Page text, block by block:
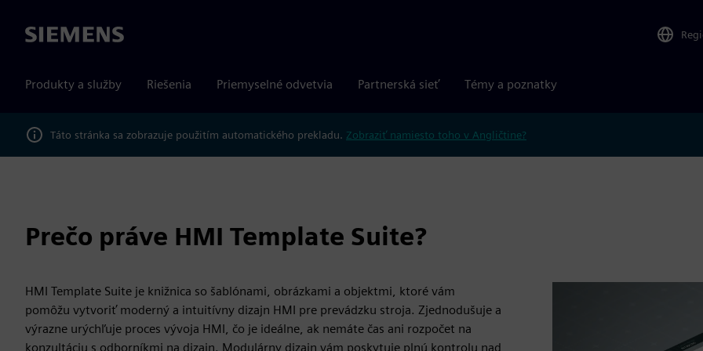
Siemens
Produkty a služby Riešenia Priemyselné odvetvia Partnerská sieť Témy a poznatky
Táto stránka sa zobrazuje použitím automatického prekladu. Zobraziť namiesto toho v Angličtine?
Prečo práve HMI Template Suite?
HMI Template Suite je knižnica so šablónami, obrázkami a objektmi, ktoré vám
pomôžu vytvoriť moderný a intuitívny dizajn HMI pre prevádzku stroja. Zjednodušuje a
výrazne urýchľuje proces vývoja HMI, čo je ideálne, ak nemáte čas ani rozpočet na
konzultáciu s odborníkmi na dizajn. Modulárny dizajn vám poskytuje plnú kontrolu nad